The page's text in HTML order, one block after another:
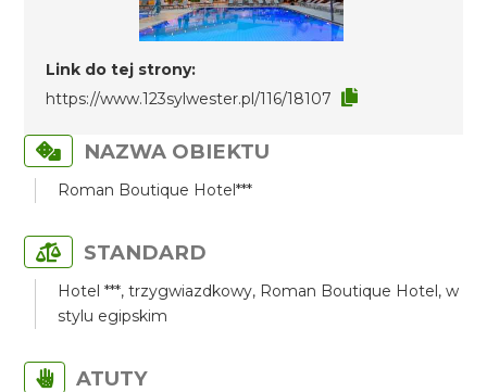
Link do tej strony:
https://www.123sylwester.pl/116/18107
NAZWA OBIEKTU
Roman Boutique Hotel***
STANDARD
Hotel ***, trzygwiazdkowy, Roman Boutique Hotel, w
stylu egipskim
ATUTY